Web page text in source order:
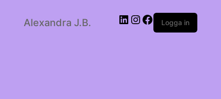
Alexandra J.B. LinkedIn
Instagram
Facebook
Logga in